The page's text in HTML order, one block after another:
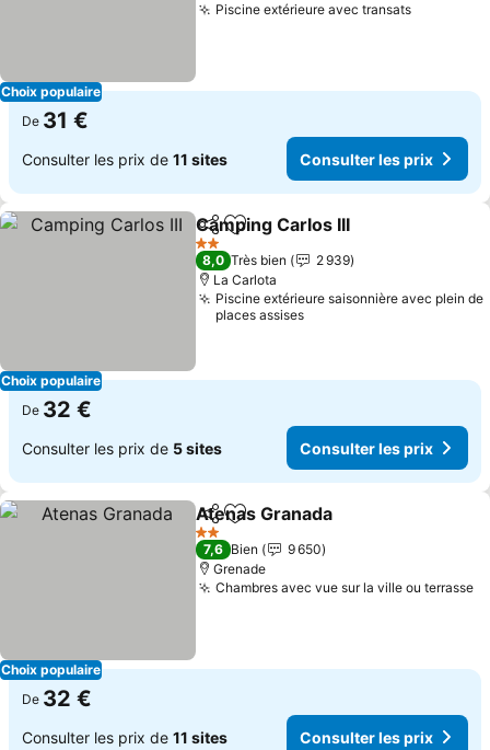
Choix populaire
Piscine extérieure avec transats
De 31 €
Consulter les prix de 11 sites Consulter les prix
Choix populaire
PartagerAjouter à mes favoris
Camping Carlos III
2 Étoiles
8,0 Très bien
2 939
La Carlota
Piscine extérieure saisonnière avec plein de
places assises
De 32 €
Consulter les prix de 5 sites Consulter les prix
Choix populaire
PartagerAjouter à mes favoris
Atenas Granada
2 Étoiles
7,6 Bien
9 650
Grenade
Chambres avec vue sur la ville ou terrasse
De 32 €
Consulter les prix de 11 sites Consulter les prix